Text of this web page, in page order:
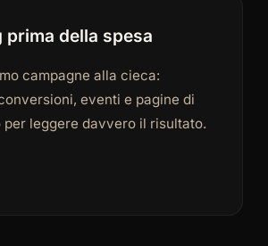
prima della spesa
campagne alla cieca:
eventi e pagine di
leggere davvero il risultato.